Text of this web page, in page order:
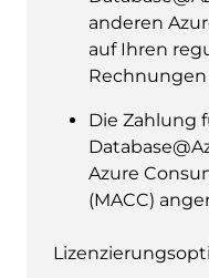
anderen
auf Ihren
Die Zahlung
Azure
(MACC)